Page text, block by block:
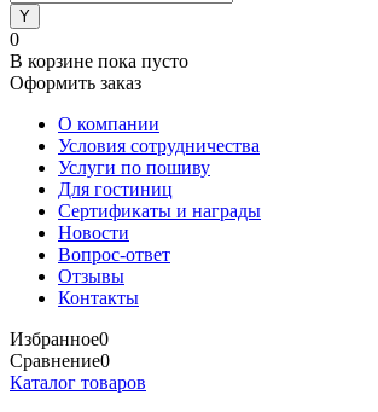
0
В корзине пока пусто
Оформить заказ
О компании
Условия сотрудничества
Услуги по пошиву
Для гостиниц
Сертификаты и награды
Новости
Вопрос-ответ
Отзывы
Контакты
Избранное0
Сравнение0
Каталог товаров